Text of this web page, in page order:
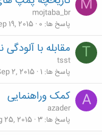
M
mojtaba_br
پاسخ ها 0
19, 2015
T مقابله با
tsst
پاسخ ها 1
2, 2015
A کمک وراهنمایی
azader
پاسخ ها 3
25, 2015